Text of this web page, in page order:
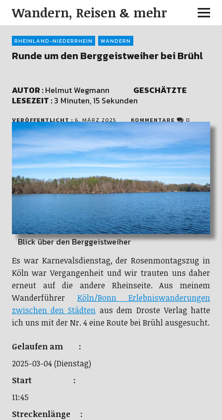
Wandern, Reisen & mehr
RHEINLAND-NIEDERRHEIN WANDERN
Runde um den Berggeistweiher bei Brühl
AUTOR :Helmut Wegmann GESCHÄTZTE
LESEZEIT :3 Minuten, 15 Sekunden
VERÖFFENTLICHT : 6. MÄRZ 2025 KOMMENTARE 0
Blick über den Berggeistweiher
Es war Karnevalsdienstag, der Rosenmontagszug in
Köln war Vergangenheit und wir trauten uns daher
erneut auf die andere Rheinseite. Aus meinem
Wanderführer Köln/Bonn Erlebniswanderungen
zwischen den Städten aus dem Droste Verlag hatte
ich uns mit der Nr. 4 eine Route bei Brühl ausgesucht.
Gelaufen am :
2025-03-04 (Dienstag)
Start :
11:45
Streckenlänge :